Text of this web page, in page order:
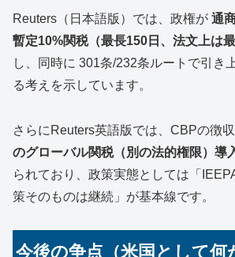
Reuters（日本語版）では、政権が 通
暫定10%関税（最長150日、法文上は最
し、同時に 301条/232条ルートで引き
る考えを示しています。
さらにReuters英語版では、CBPの徴
のグローバル関税（別の法的権限）導
られており、政策実態としては「
策そのものは継続」が基本線です。
今後の争点（米国として何